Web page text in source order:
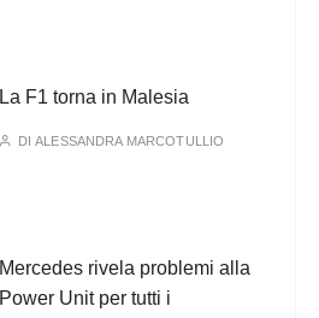
La F1 torna in Malesia
DIALESSANDRA MARCOTULLIO
Mercedes rivela problemi alla
Power Unit per tutti i